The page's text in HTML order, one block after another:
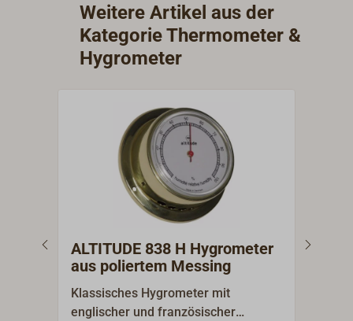
Weitere Artikel aus der
Kategorie Thermometer &
Hygrometer
ALTITUDE 838 H Hygrometer
aus poliertem Messing
Klassisches Hygrometer mit
englischer und französischer